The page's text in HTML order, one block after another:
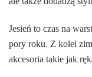
Jesień to czas na
pory roku. Z kolei
akcesoria takie jak